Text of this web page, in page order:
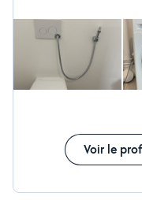
rapide et urgent Pourquoi nous choisir ? Intervention
rapide et soignée Devis clair et transparent Artisan de
confiance avec
disponible 7j/7 pour vos
Paris et dans les
Voir le